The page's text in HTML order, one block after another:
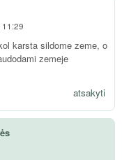
karsta sildome zeme, o
zemeje
atsakyti